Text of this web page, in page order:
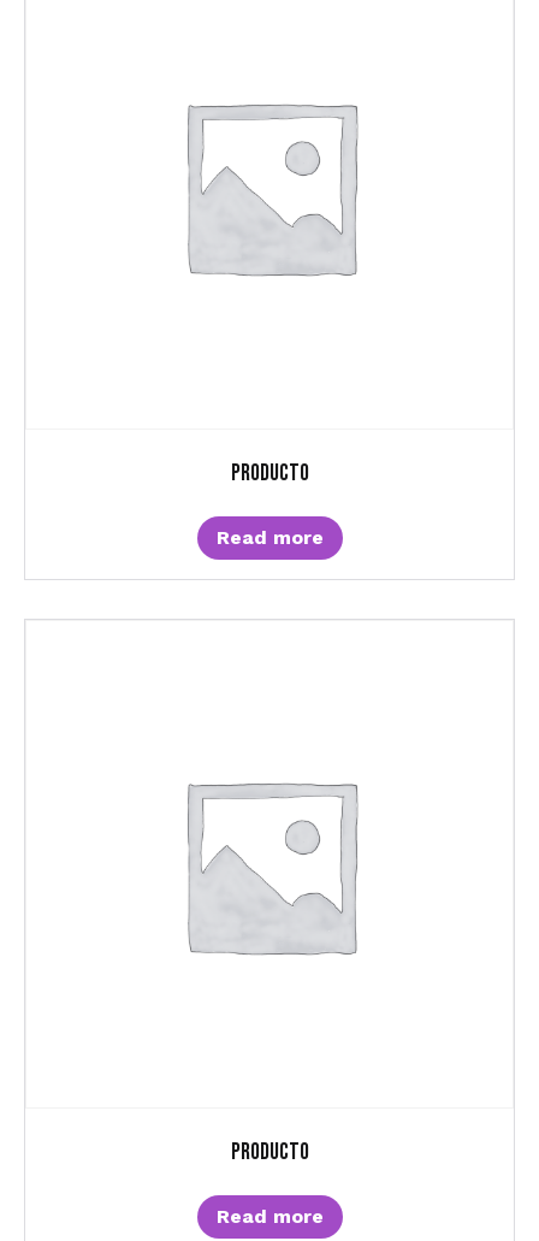
Producto
Read more
Producto
Read more